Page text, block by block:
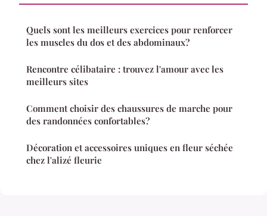
Quels sont les meilleurs exercices pour renforcer
les muscles du dos et des abdominaux?
Rencontre célibataire : trouvez l'amour avec les
meilleurs sites
Comment choisir des chaussures de marche pour
des randonnées confortables?
Décoration et accessoires uniques en fleur séchée
chez l'alizé fleurie